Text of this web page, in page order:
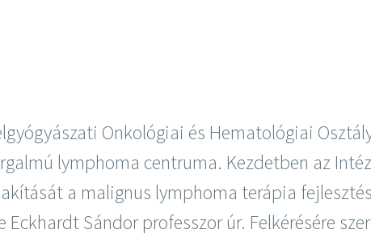
Onkológiai és Hematológiai
lymphoma centruma. Kezdetben az
a malignus lymphoma terápia
Sándor professzor úr. Felkérésére